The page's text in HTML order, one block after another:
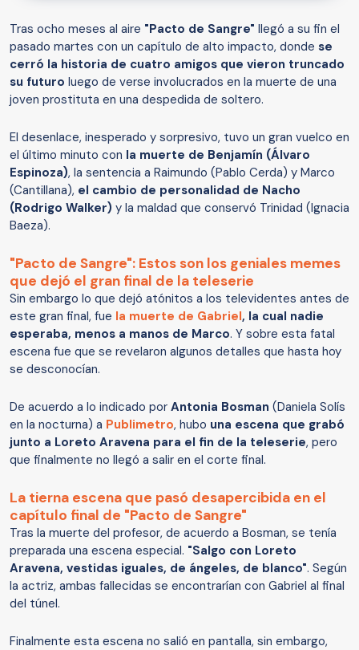
Tras ocho meses al aire "Pacto de Sangre" llegó a su fin el
pasado martes con un capítulo de alto impacto, donde se
cerró la historia de cuatro amigos que vieron truncado
su futuro luego de verse involucrados en la muerte de una
joven prostituta en una despedida de soltero.
El desenlace, inesperado y sorpresivo, tuvo un gran vuelco en
el último minuto con la muerte de Benjamín (Álvaro
Espinoza), la sentencia a Raimundo (Pablo Cerda) y Marco
(Cantillana), el cambio de personalidad de Nacho
(Rodrigo Walker) y la maldad que conservó Trinidad (Ignacia
Baeza).
"Pacto de Sangre": Estos son los geniales memes
que dejó el gran final de la teleserie
Sin embargo lo que dejó atónitos a los televidentes antes de
este gran final, fue la muerte de Gabriel, la cual nadie
esperaba, menos a manos de Marco. Y sobre esta fatal
escena fue que se revelaron algunos detalles que hasta hoy
se desconocían.
De acuerdo a lo indicado por Antonia Bosman (Daniela Solís
en la nocturna) a Publimetro, hubo una escena que grabó
junto a Loreto Aravena para el fin de la teleserie, pero
que finalmente no llegó a salir en el corte final.
La tierna escena que pasó desapercibida en el
capítulo final de "Pacto de Sangre"
Tras la muerte del profesor, de acuerdo a Bosman, se tenía
preparada una escena especial. "Salgo con Loreto
Aravena, vestidas iguales, de ángeles, de blanco". Según
la actriz, ambas fallecidas se encontrarían con Gabriel al final
del túnel.
Finalmente esta escena no salió en pantalla, sin embargo,